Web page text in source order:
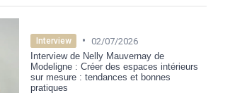
Interview • 02/07/2026
Interview de Nelly Mauvernay de
Modeligne : Créer des espaces intérieurs
sur mesure : tendances et bonnes
pratiques